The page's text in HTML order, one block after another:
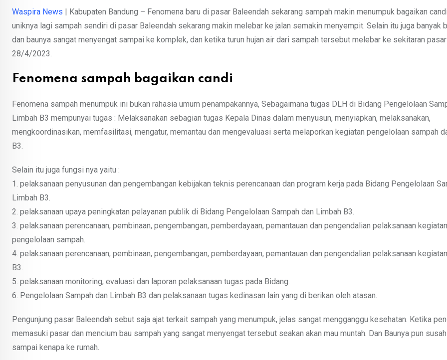
Waspira News | Kabupaten Bandung – Fenomena baru di pasar Baleendah sekarang sampah makin menumpuk bagaikan
uniknya lagi sampah sendiri di pasar Baleendah sekarang makin melebar ke jalan semakin menyempit. Selain itu juga banyak
dan baunya sangat menyengat sampai ke komplek, dan ketika turun hujan air dari sampah tersebut melebar ke sekitaran
28/4/2023.
Fenomena sampah bagaikan candi
Fenomena sampah menumpuk ini bukan rahasia umum penampakannya, Sebagaimana tugas DLH di Bidang Pengelolaan
Limbah B3 mempunyai tugas : Melaksanakan sebagian tugas Kepala Dinas dalam menyusun, menyiapkan, melaksanakan,
mengkoordinasikan, memfasilitasi, mengatur, memantau dan mengevaluasi serta melaporkan kegiatan pengelolaan sampah
B3.
Selain itu juga fungsi nya yaitu :
1. pelaksanaan penyusunan dan pengembangan kebijakan teknis perencanaan dan program kerja pada Bidang Pengelolaan
Limbah B3.
2. pelaksanaan upaya peningkatan pelayanan publik di Bidang Pengelolaan Sampah dan Limbah B3.
3. pelaksanaan perencanaan, pembinaan, pengembangan, pemberdayaan, pemantauan dan pengendalian pelaksanaan kegiatan
pengelolaan sampah.
4. pelaksanaan perencanaan, pembinaan, pengembangan, pemberdayaan, pemantauan dan pengendalian pelaksanaan
B3.
5. pelaksanaan monitoring, evaluasi dan laporan pelaksanaan tugas pada Bidang.
6. Pengelolaan Sampah dan Limbah B3 dan pelaksanaan tugas kedinasan lain yang di berikan oleh atasan.
Pengunjung pasar Baleendah sebut saja ajat terkait sampah yang menumpuk, jelas sangat mengganggu kesehatan. Ketika
memasuki pasar dan mencium bau sampah yang sangat menyengat tersebut seakan akan mau muntah. Dan Baunya pun
sampai kenapa ke rumah.